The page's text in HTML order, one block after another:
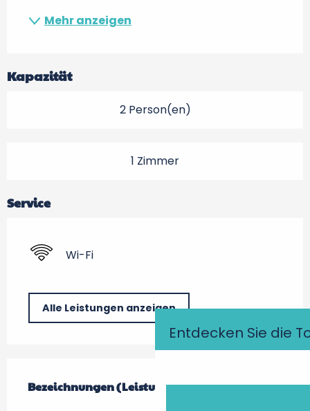
Entdecken Sie die
Mehr anzeigen
Kapazität
2 Person(en)
1 Zimmer
Service
Wi-Fi
Alle Leistungen anzeigen
Bezeichnungen (Leistungsmerkmale)
Bezeichnungen (Leistungsmerkmale)